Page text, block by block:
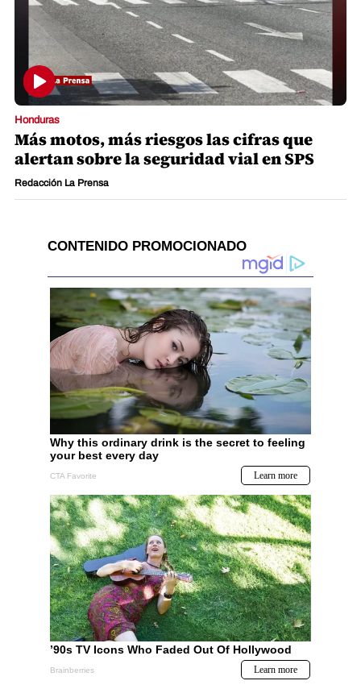
Honduras
Más motos, más riesgos las cifras que
alertan sobre la seguridad vial en SPS
Redacción La Prensa